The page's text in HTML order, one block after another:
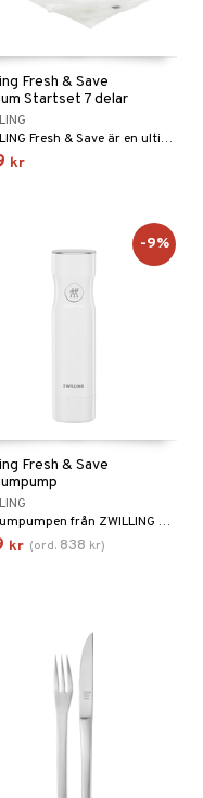
Fresh & Save
Startset 7 delar
ZWILLING Fresh & Save är en ultimat vakuumförvaringsserie som håller maten fräsch upp till hela 5 gånger längre.
kr
Fresh & Save
Vakuumpumpen från ZWILLING är kompatibel med samtliga produkter i serien Fresh & Save.
kr (ord. 838 kr)
-9%